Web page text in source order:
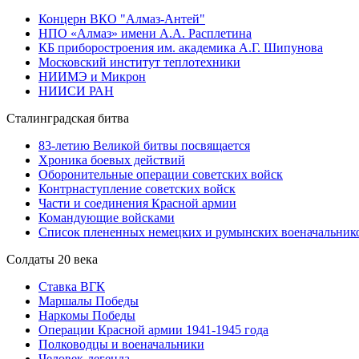
Концерн ВКО "Алмаз-Антей"
НПО «Алмаз» имени А.А. Расплетина
КБ приборостроения им. академика А.Г. Шипунова
Московский институт теплотехники
НИИМЭ и Микрон
НИИСИ РАН
Сталинградская битва
83-летию Великой битвы посвящается
Хроника боевых действий
Оборонительные операции советских войск
Контрнаступление советских войск
Части и соединения Красной армии
Командующие войсками
Список плененных немецких и румынских
Солдаты 20 века
Ставка ВГК
Маршалы Победы
Наркомы Победы
Операции Красной армии 1941-1945 года
Полководцы и военачальники